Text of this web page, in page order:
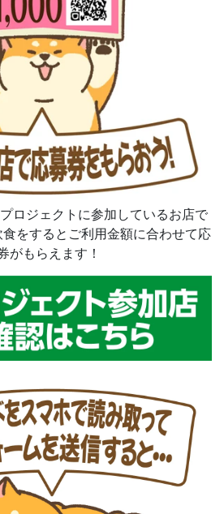
ロジェクトに参加しているお店で
をするとご利用金額に合わせて応
がもらえます！